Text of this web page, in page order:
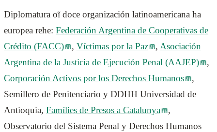
Diplomatura oĩ doce organización latinoamericana ha
europea rehe: Federación Argentina de Cooperativas de
Crédito (FACC)
, Víctimas por la Paz , Asociación
Argentina de la Justicia de Ejecución Penal (AAJEP)
,
Corporación Activos por los Derechos Humanos
,
Semillero de Penitenciario y DDHH Universidad de
Antioquia, Famílies de Presos a Catalunya
,
Observatorio del Sistema Penal y Derechos Humanos